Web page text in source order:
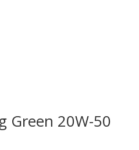
Green 20W-50